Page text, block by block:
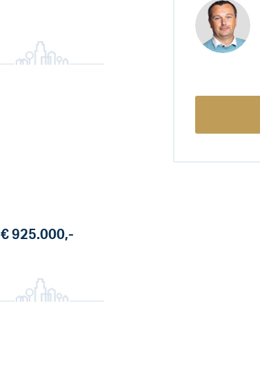
€ 925.000,-